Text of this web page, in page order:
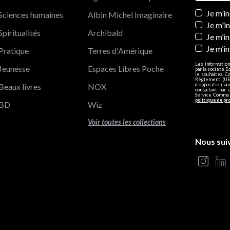
de confidentialité, en garantissant la conformité avec
Je
Je
Je
Je
Les
par la société
le souhaitez.
Règlement
d’opposition
contactant par
Service
politique de
humaines
Jeunesse
livres
Albin Michel Imaginaire
Archibald
Terres d'Amérique
Espaces Libres Poche
NOX
Wiz
Voir toutes les collections
Nous